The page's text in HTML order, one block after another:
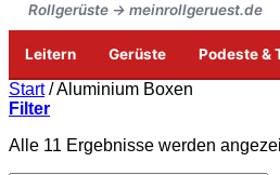
Rollgerüste → meinrollgeruest.de
Leitern Gerüste Podeste &
Zum
Inhalt
Start /Aluminium Boxen
Filter
Alle 11 Ergebnisse werden